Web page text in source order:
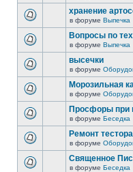
хранение
в форуме Выпечка
Вопросы по
в форуме Выпечка
высечки
в форуме
Морозильная
в форуме
Просфоры при
в форуме Беседка
Ремонт
в форуме
Священное
в форуме Беседка